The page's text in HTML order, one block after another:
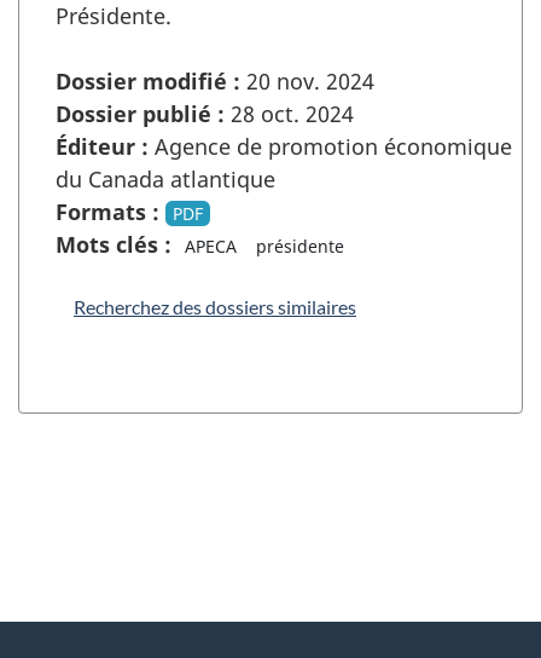
Présidente.
Dossier modifié : 20 nov. 2024
Dossier publié : 28 oct. 2024
Éditeur : Agence de promotion économique
du Canada atlantique
Formats :
PDF
Mots clés : APECA présidente
Recherchez des dossiers similaires
D